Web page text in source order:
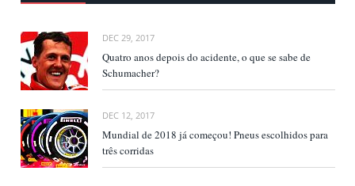
DEC 29, 2017
Quatro anos depois do acidente, o que se sabe de
Schumacher?
DEC 12, 2017
Mundial de 2018 já começou! Pneus escolhidos para
três corridas